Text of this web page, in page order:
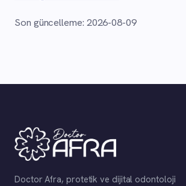
Son güncelleme: 2026-08-09
Doctor Afra, protetik ve dijital odontoloji